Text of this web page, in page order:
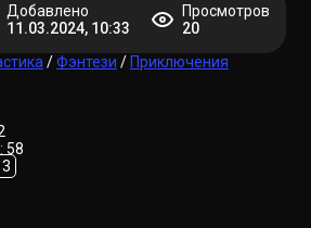
Добавлено
11.03.2024, 10:33
Просмотров
20
/Фэнтези / Приключения
58